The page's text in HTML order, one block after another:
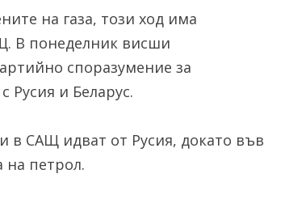
на газа, този ход има
В понеделник висши
споразумение за
Русия и Беларус.
в САЩ идват от Русия, докато във
на петрол.